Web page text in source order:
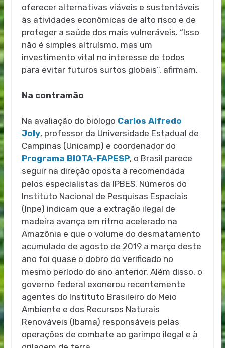
oferecer alternativas viáveis e sustentáveis
às atividades econômicas de alto risco e de
proteger a saúde dos mais vulneráveis. “Isso
não é simples altruísmo, mas um
investimento vital no interesse de todos
para evitar futuros surtos globais”, afirmam.
Na contramão
Na avaliação do biólogo Carlos Alfredo
Joly, professor da Universidade Estadual de
Campinas (Unicamp) e coordenador do
Programa BIOTA-FAPESP, o Brasil parece
seguir na direção oposta à recomendada
pelos especialistas da IPBES. Números do
Instituto Nacional de Pesquisas Espaciais
(Inpe) indicam que a extração ilegal de
madeira avança em ritmo acelerado na
Amazônia e que o volume do desmatamento
acumulado de agosto de 2019 a março deste
ano foi quase o dobro do verificado no
mesmo período do ano anterior. Além disso, o
governo federal exonerou recentemente
agentes do Instituto Brasileiro do Meio
Ambiente e dos Recursos Naturais
Renováveis (Ibama) responsáveis pelas
operações de combate ao garimpo ilegal e à